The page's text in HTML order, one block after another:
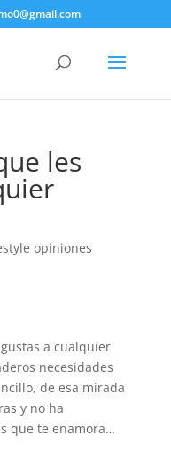
les
opiniones
a cualquier
necesidades
de esa mirada
y no ha
que te enamora…